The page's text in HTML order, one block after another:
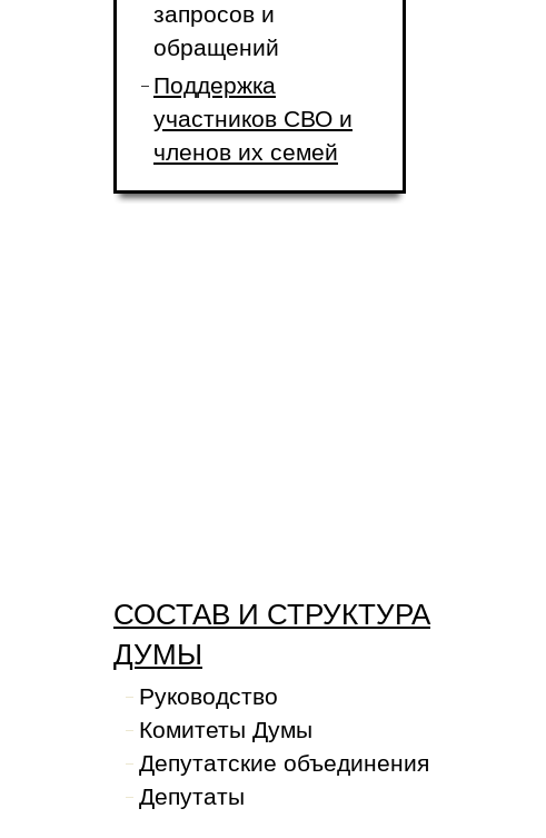
запросов и
обращений
Поддержка
участников СВО и
членов их семей
СОСТАВ И СТРУКТУРА
ДУМЫ
Руководство
Комитеты Думы
Депутатские объединения
Депутаты